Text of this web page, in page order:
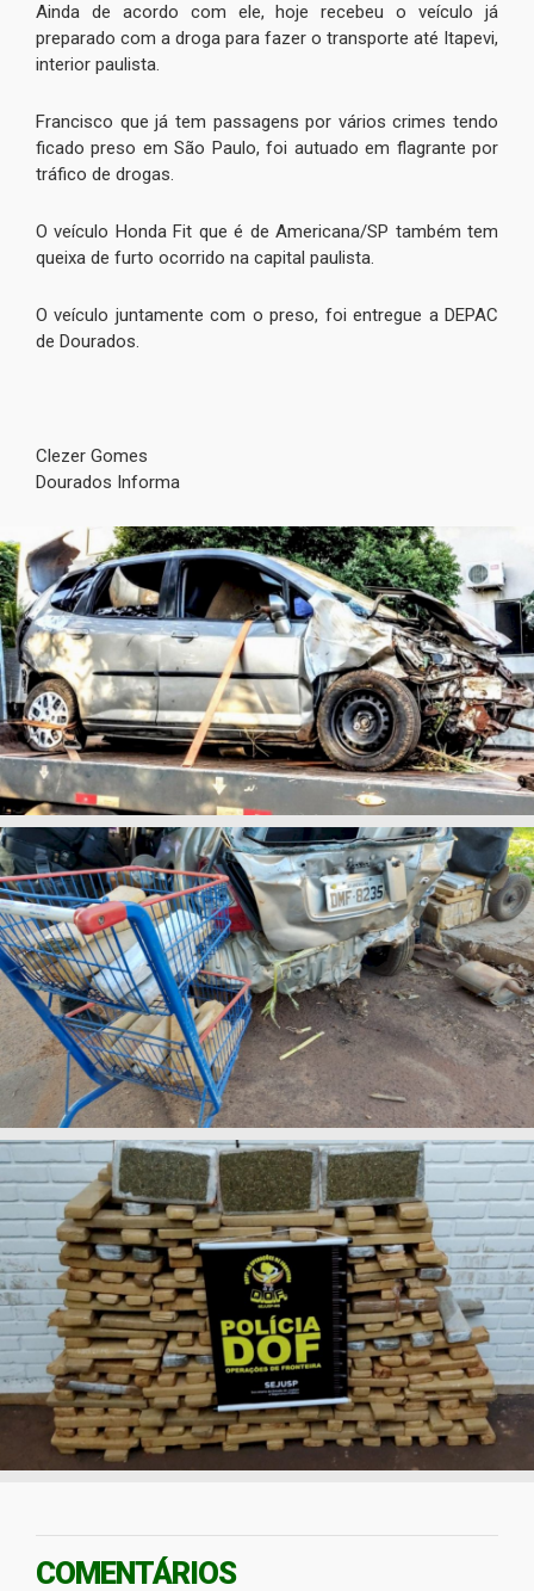
Ainda de acordo com ele, hoje recebeu o veículo já
preparado com a droga para fazer o transporte até Itapevi,
interior paulista.
Francisco que já tem passagens por vários crimes tendo
ficado preso em São Paulo, foi autuado em flagrante por
tráfico de drogas.
O veículo Honda Fit que é de Americana/SP também tem
queixa de furto ocorrido na capital paulista.
O veículo juntamente com o preso, foi entregue a DEPAC
de Dourados.
Clezer Gomes
Dourados Informa
COMENTÁRIOS